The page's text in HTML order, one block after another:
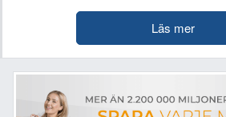
Läs mer